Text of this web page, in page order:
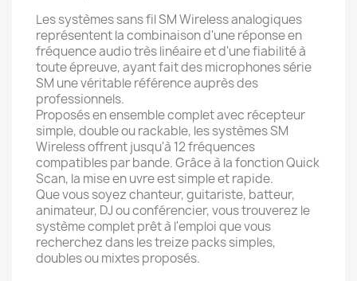
Les systèmes sans fil SM Wireless analogiques
représentent la combinaison d'une réponse en
fréquence audio très linéaire et d'une fiabilité à
toute épreuve, ayant fait des microphones série
SM une véritable référence auprès des
professionnels.
Proposés en ensemble complet avec récepteur
simple, double ou rackable, les systèmes SM
Wireless offrent jusqu'à 12 fréquences
compatibles par bande. Grâce à la fonction Quick
Scan, la mise en uvre est simple et rapide.
Que vous soyez chanteur, guitariste, batteur,
animateur, DJ ou conférencier, vous trouverez le
système complet prêt à l'emploi que vous
recherchez dans les treize packs simples,
doubles ou mixtes proposés.